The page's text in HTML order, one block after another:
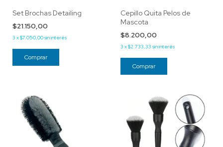
Set Brochas Detailing
$21.150,00
3 x$7.050,00sin interés
Cepillo Quita Pelos de
Mascota
$8.200,00
3 x$2.733,33 sin interés